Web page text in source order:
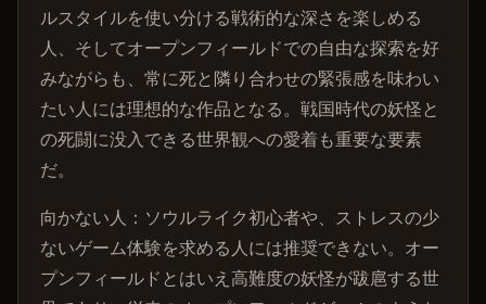
ルスタイルを使い分ける戦術的な深さを楽しめる
人、そしてオープンフィールドでの自由な探索を好
みながらも、常に死と隣り合わせの緊張感を味わい
たい人には理想的な作品となる。戦国時代の妖怪と
の死闘に没入できる世界観への愛着も重要な要素
だ。
向かない人：ソウルライク初心者や、ストレスの少
ないゲーム体験を求める人には推奨できない。オー
プンフィールドとはいえ高難度の妖怪が跋扈する世